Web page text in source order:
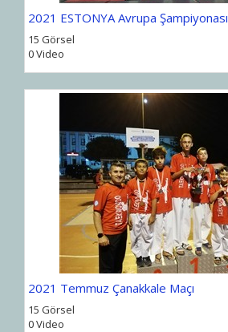
2021 ESTONYA Avrupa Şampiyonası
15 Görsel
0 Video
2021 Temmuz Çanakkale Maçı
15 Görsel
0 Video